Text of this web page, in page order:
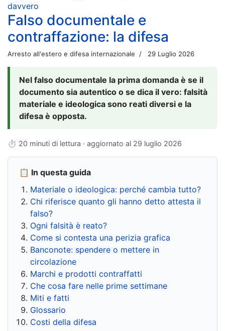
davvero
Falso documentale e
contraffazione: la difesa
Arresto all'estero e difesa internazionale 29 Luglio 2026
Nel falso documentale la prima domanda è se il
documento sia autentico o se dica il vero: falsità
materiale e ideologica sono reati diversi e la
difesa è opposta.
⏱ 20 minuti di lettura · aggiornato al 29 luglio 2026
📋 In questa guida
Materiale o ideologica: perché cambia tutto?
Chi riferisce quanto gli hanno detto attesta il
falso?
Ogni falsità è reato?
Come si contesta una perizia grafica
Banconote: spendere o mettere in
circolazione
Marchi e prodotti contraffatti
Che cosa fare nelle prime settimane
Miti e fatti
Glossario
Costi della difesa